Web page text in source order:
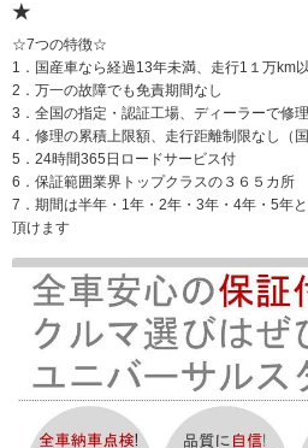
★
☆7つの特徴☆
1．国産車なら経過13年未満、走行1１万km
2．万一の故障でも免責期間なし
3．全国の指定・認証工場、ディーラーで修
4．修理の累積上限額、走行距離制限なし（
5．24時間365日ロードサービス付
6．保証範囲業界トップクラスの３６５カ所
7．期間は半年・1年・2年・3年・4年・5年
頂けます